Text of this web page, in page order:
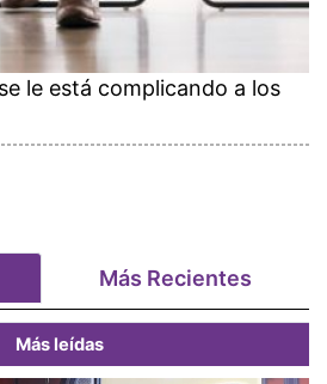
le está complicando a los
Más Recientes
Más leídas